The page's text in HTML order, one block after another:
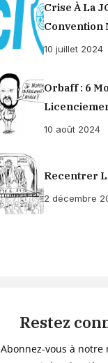
Crise À La
Convention
10 juillet 2024
Orbaff : 6
Propose À
10 août 2024
Recentrer
2 décembre
Restez
Abonnez-vous à